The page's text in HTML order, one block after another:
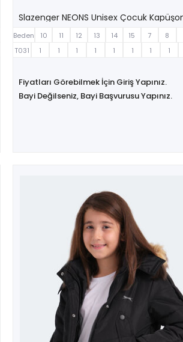
Beden 10 11 12 13 14 15 7 8
T031
1 1 1 1 1 1 1 1
Fiyatları Görebilmek İçin Giriş Yapınız.
Bayi Değilseniz, Bayi Başvurusu Yapınız.